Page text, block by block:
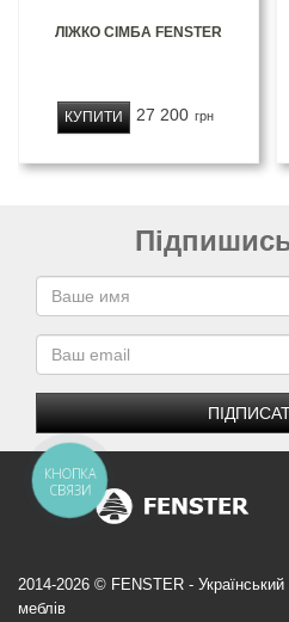
ЛІЖКО СІМБА FENSTER
27 200 грн
КУПИТИ
2014-2026 © FENSTER - Український
меблів
КНОПКА
СВЯЗИ